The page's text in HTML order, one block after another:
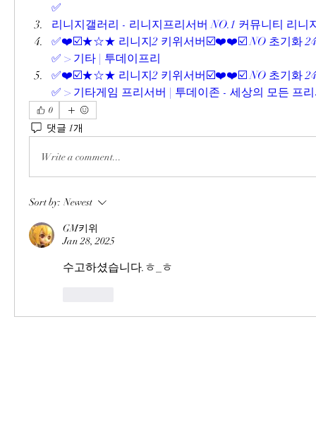
✅
리니지갤러리 - 리니지프리서버 NO.1 커뮤니티 리니
✅❤️☑️★☆★ 리니지2 키위서버☑️❤️❤️☑️ NO 초기화
✅ > 기타 | 투데이프리
✅❤️☑️★☆★ 리니지2 키위서버☑️❤️❤️☑️ NO 초기화
✅ > 기타게임 프리서버 | 투데이존 - 세상의 모든 프
0
댓글 1개
Write a comment...
Sort by: Newest
GM키위
Jan 28, 2025
수고하셨습니다.ㅎ_ㅎ